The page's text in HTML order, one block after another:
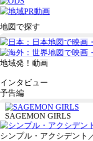
地図で探す
地域発！動画
インタビュー
予告編
SAGEMON GIRLS
シンプル・アクシデント